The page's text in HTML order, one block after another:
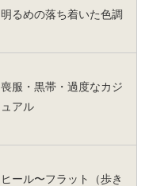
明るめの落ち着いた色調
喪服・黒帯・過度なカジ
ュアル
ヒール〜フラット（歩き